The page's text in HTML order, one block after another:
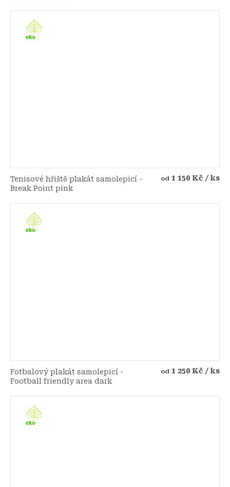
Tenisové hřiště plakát samolepicí -
Break Point pink
od 1 150 Kč / ks
Fotbalový plakát samolepicí -
Football friendly area dark
od 1 250 Kč / ks